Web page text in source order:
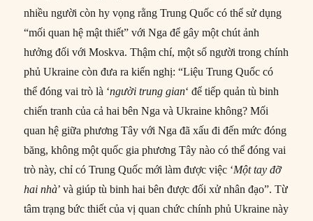
nhiều người còn hy vọng rằng Trung Quốc có thể sử dụng
“mối quan hệ mật thiết” với Nga để gây một chút ảnh
hưởng đối với Moskva. Thậm chí, một số người trong chính
phủ Ukraine còn đưa ra kiến nghị: “Liệu Trung Quốc có
thể đóng vai trò là ‘người trung gian‘ để tiếp quản tù binh
chiến tranh của cả hai bên Nga và Ukraine không? Mối
quan hệ giữa phương Tây với Nga đã xấu đi đến mức đóng
băng, không một quốc gia phương Tây nào có thể đóng vai
trò này, chỉ có Trung Quốc mới làm được việc ‘Một tay đỡ
hai nhà’ và giúp tù binh hai bên được đối xử nhân đạo”. Từ
tâm trạng bức thiết của vị quan chức chính phủ Ukraine này